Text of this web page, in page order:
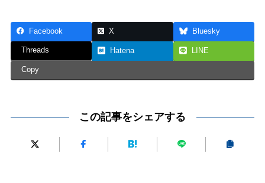
Facebook X Bluesky
Threads Hatena LINE
Copy
この記事をシェアする